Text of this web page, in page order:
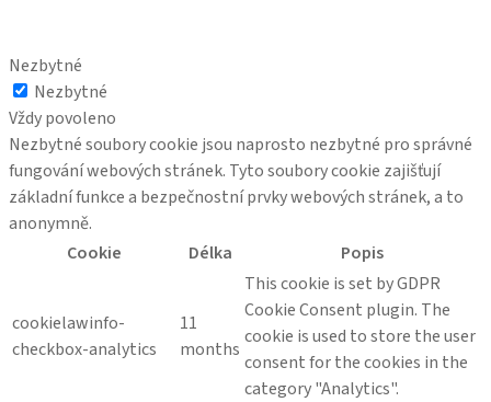
Nezbytné
Nezbytné
Vždy povoleno
Nezbytné soubory cookie jsou naprosto nezbytné pro správné
fungování webových stránek. Tyto soubory cookie zajišťují
základní funkce a bezpečnostní prvky webových stránek, a to
anonymně.
Cookie
Délka Popis
cookielawinfo-
checkbox-analytics
11
months
This cookie is set by GDPR
Cookie Consent plugin. The
cookie is used to store the user
consent for the cookies in the
category "Analytics".